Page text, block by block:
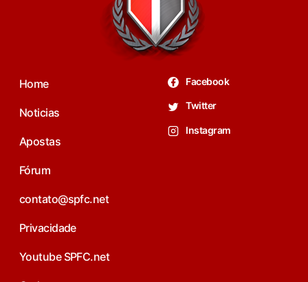
Home
Noticias
Apostas
Fórum
contato@spfc.net
Privacidade
Youtube SPFC.net
Facebook
Twitter
Instagram